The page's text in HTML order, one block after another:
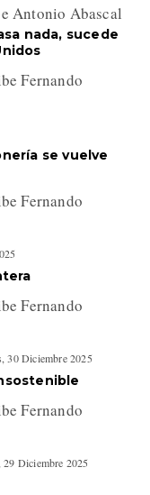
Antonio Abascal
nada, sucede
Fernando
se vuelve
Fernando
Fernando
30 Diciembre 2025
Fernando
29 Diciembre 2025